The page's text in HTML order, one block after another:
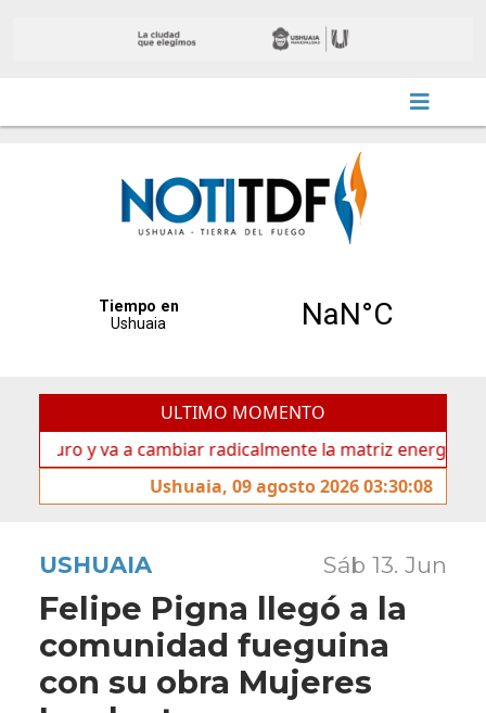
ULTIMO MOMENTO
a cambiar radicalmente la matriz energética de
Ushuaia, 09 agosto 2026 03:30:08
USHUAIA Sáb 13. Jun
Felipe Pigna llegó a la
comunidad fueguina
con su obra Mujeres